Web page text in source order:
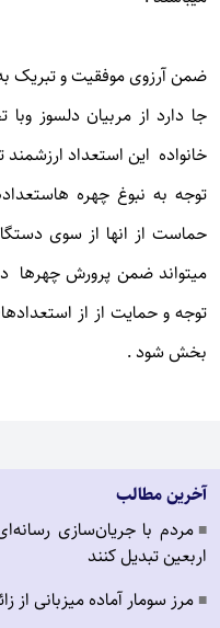
ضمن آرزوی موفقیت و تبریک
جا دارد از مربیان دلسوز
خانواده این استعداد
توجه به نبوغ چهره
حماست از انها از سوی
میتواند ضمن پرورش چهرها
توجه و حمایت از از
بخش شود .
آخرین مطالب
■ مردم با جریان‌سازی
اربعین تبدیل کنند
■ مرز سومار آماده میزبانی از